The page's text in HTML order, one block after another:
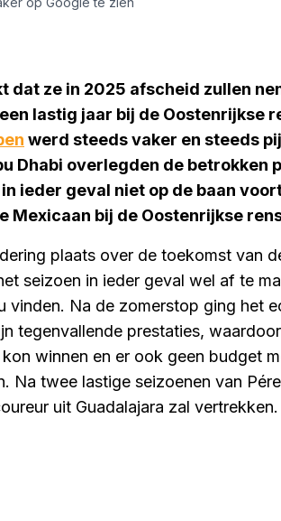
dat ze in 2025 afscheid zullen
lastig jaar bij de Oostenrijkse
werd steeds vaker en steeds
Dhabi overlegden de betrokken
ieder geval niet op de baan
Mexicaan bij de Oostenrijkse
plaats over de toekomst van
seizoen in ieder geval wel af te
Na de zomerstop ging het
tegenvallende prestaties,
winnen en er ook geen budget
Na twee lastige seizoenen van
uit Guadalajara zal vertrekken.